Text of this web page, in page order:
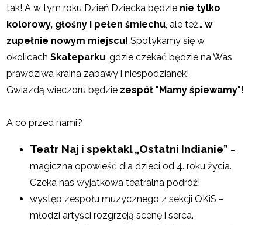
tak! A w tym roku Dzień Dziecka będzie nie tylko
kolorowy, głośny i pełen śmiechu , ale też…w
zupełnie nowym miejscu! Spotykamy się w
okolicachSkateparku , gdzie czekać będzie na Was
prawdziwa kraina zabawy i niespodzianek!
Gwiazdą wieczoru będzie zespół "Mamy śpiewamy"!
A co przed nami?
Teatr Naj i spektakl „Ostatni Indianie” –
magiczna opowieść dla dzieci od 4. roku życia.
Czeka nas wyjątkowa teatralna podróż!
występ zespołu muzycznego z sekcji OKiS –
młodzi artyści rozgrzeją scenę i serca.